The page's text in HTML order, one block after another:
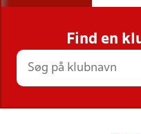
STILLINGER,
Find en